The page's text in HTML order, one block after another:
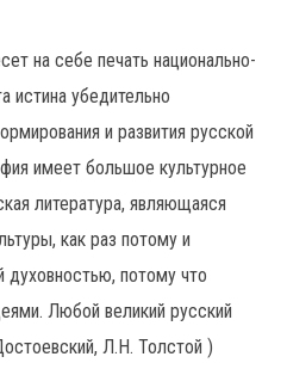
на себе печать национально-
истина убедительно
и развития русской
имеет большое культурное
литература, являющаяся
как раз потому и
духовностью, потому что
Любой великий русский
Л.Н. Толстой )